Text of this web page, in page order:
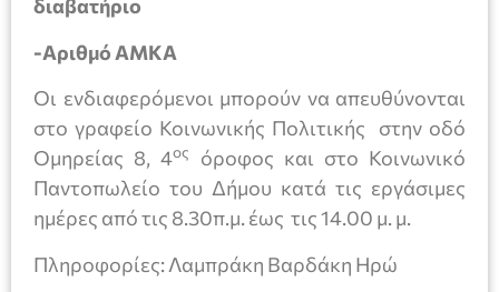
διαβατήριο
-Αριθμό ΑΜΚΑ
Οι ενδιαφερόμενοι μπορούν να απευθύνονται
στο γραφείο Κοινωνικής Πολιτικής στην οδό
Ομηρείας 8, 4ος
όροφος και στο Κοινωνικό
Παντοπωλείο του Δήμου κατά τις εργάσιμες
ημέρες από τις 8.30π.μ. έως τις 14.00 μ. μ.
Πληροφορίες: Λαμπράκη Βαρδάκη Ηρώ